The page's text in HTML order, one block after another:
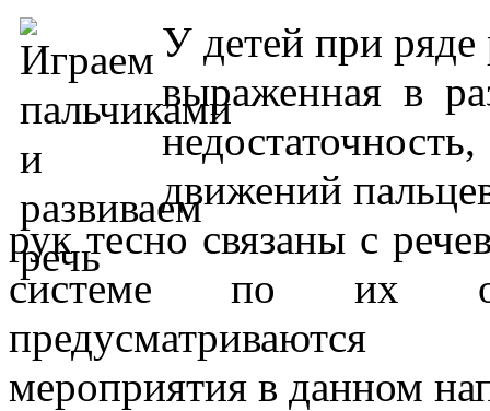
У детей при ряде
выраженная в
движений
рук тесно связаны с
системе по их
предусматриваются
мероприятия в данном